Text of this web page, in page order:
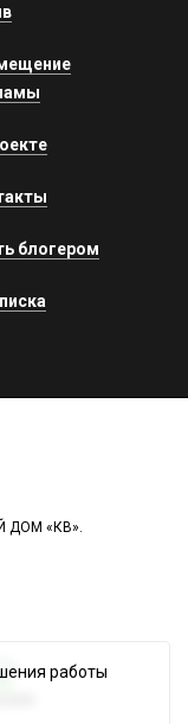
блогером
ДОМ «КВ».
работы